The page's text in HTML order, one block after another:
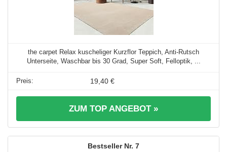
the carpet Relax kuscheliger Kurzflor Teppich, Anti-Rutsch
Unterseite, Waschbar bis 30 Grad, Super Soft, Felloptik, ...
19,40 €
ZUM TOP ANGEBOT »
7